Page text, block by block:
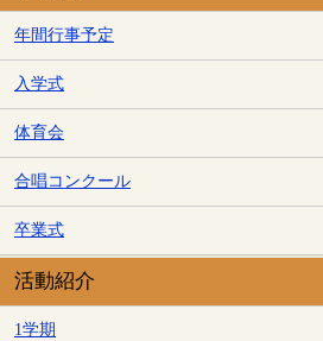
年間行事予定
入学式
体育会
合唱コンクール
卒業式
活動紹介
1学期